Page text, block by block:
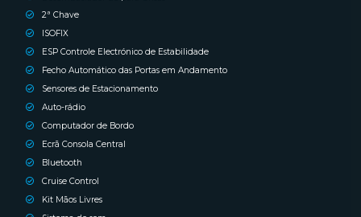
2ª Chave
ISOFIX
ESP Controle Electrónico de Estabilidade
Fecho Automático das Portas em Andamento
Sensores de Estacionamento
Auto-rádio
Computador de Bordo
Ecrã Consola Central
Bluetooth
Cruise Control
Kit Mãos Livres